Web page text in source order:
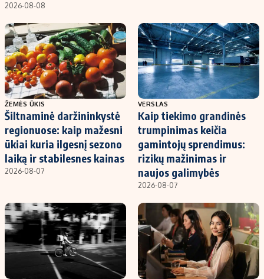
2026-08-08
ŽEMĖS ŪKIS
Šiltnaminė daržininkystė
regionuose: kaip mažesni
ūkiai kuria ilgesnį sezono
laiką ir stabilesnes kainas
2026-08-07
VERSLAS
Kaip tiekimo grandinės
trumpinimas keičia
gamintojų sprendimus:
rizikų mažinimas ir
naujos galimybės
2026-08-07